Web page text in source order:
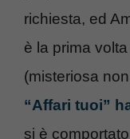
richiesta, ed
è la prima
(misteriosa
“Affari tuoi”
si è